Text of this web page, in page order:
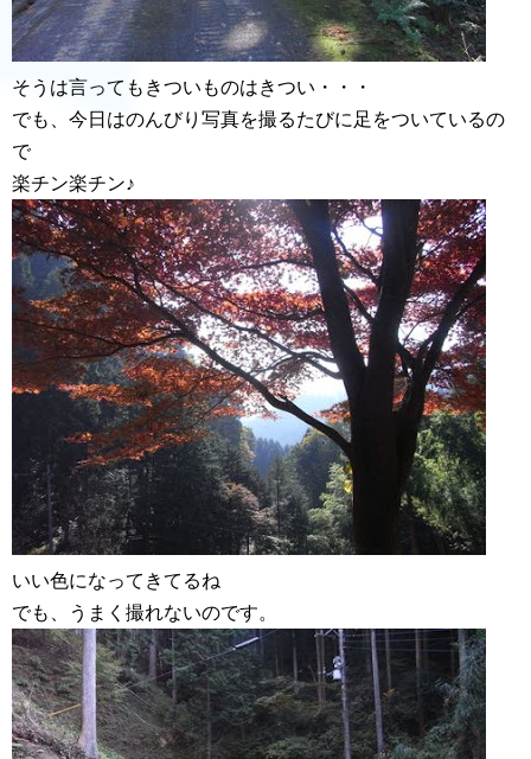
そうは言ってもきついものはきつい・・・
でも、今日はのんびり写真を撮るたびに足をついているの
で
楽チン楽チン♪
いい色になってきてるね
でも、うまく撮れないのです。